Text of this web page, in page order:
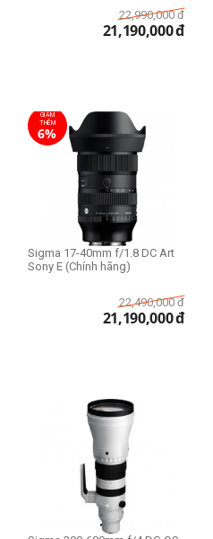
22,990,000 đ
21,190,000đ
GIẢM
THÊM
6%
Sigma 17-40mm f/1.8 DC Art
Sony E (Chính hãng)
22,490,000 đ
21,190,000đ